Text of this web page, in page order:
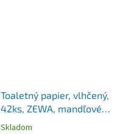
Toaletný papier, vlhčený,
42ks, ZEWA, mandľové
mlieko
Skladom